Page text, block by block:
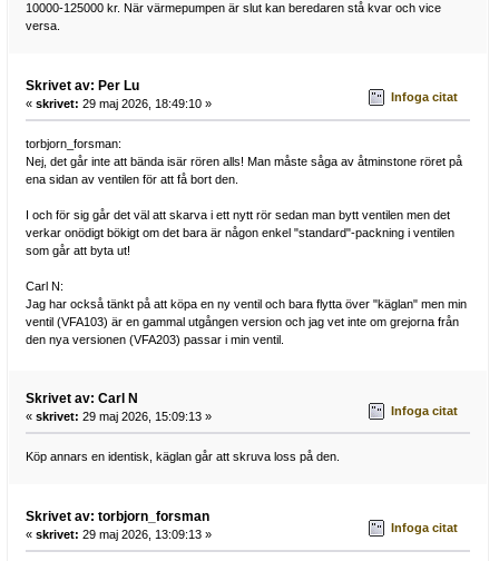
10000-125000 kr. När värmepumpen är slut kan beredaren stå kvar och vice
versa.
Skrivet av: Per Lu
« skrivet: 29 maj 2026, 18:49:10 » Infoga citat
torbjorn_forsman:
Nej, det går inte att bända isär rören alls! Man måste såga av åtminstone röret på
ena sidan av ventilen för att få bort den.
I och för sig går det väl att skarva i ett nytt rör sedan man bytt ventilen men det
verkar onödigt bökigt om det bara är någon enkel "standard"-packning i ventilen
som går att byta ut!
Carl N:
Jag har också tänkt på att köpa en ny ventil och bara flytta över "käglan" men min
ventil (VFA103) är en gammal utgången version och jag vet inte om grejorna från
den nya versionen (VFA203) passar i min ventil.
Skrivet av: Carl N
« skrivet: 29 maj 2026, 15:09:13 » Infoga citat
Köp annars en identisk, käglan går att skruva loss på den.
Skrivet av: torbjorn_forsman
« skrivet: 29 maj 2026, 13:09:13 » Infoga citat